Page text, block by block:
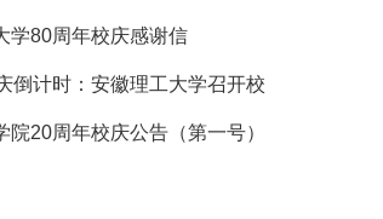
学80周年校庆感谢信
倒计时：安徽理工大学召开校
会
院20周年校庆公告（第一号）